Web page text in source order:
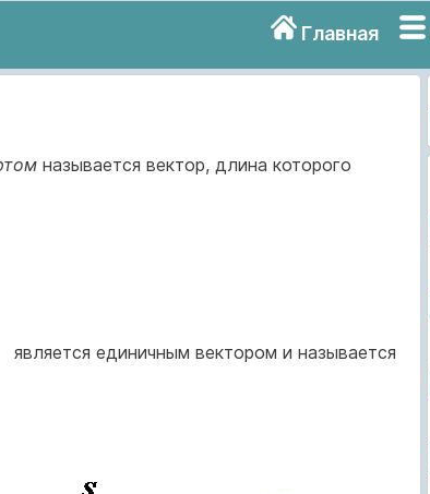
Главная
называется вектор, длина которого
является единичным вектором и называется